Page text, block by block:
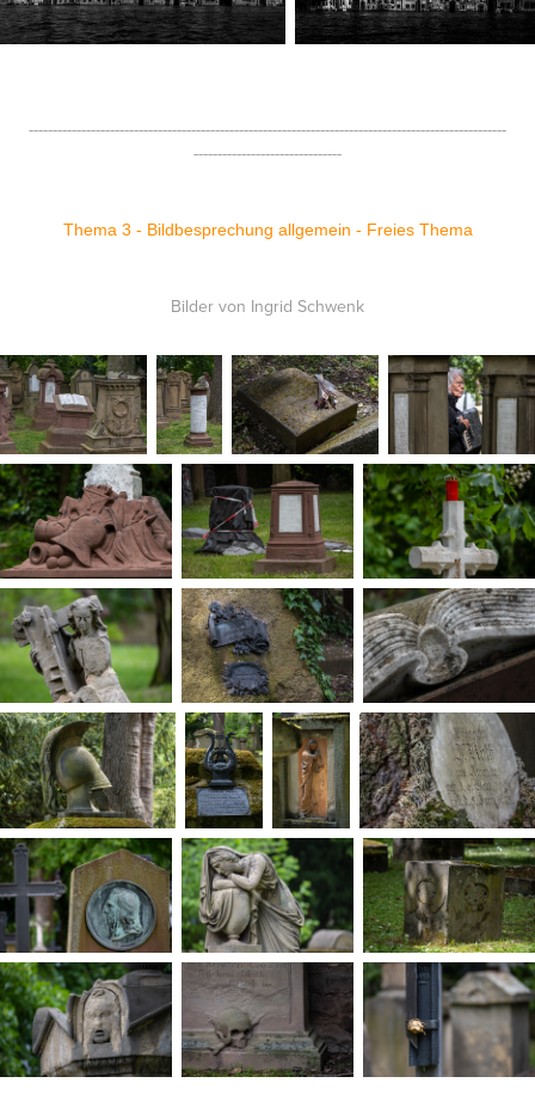
----------------------------------------------------------------------------------------------------
-------------------------------
Thema 3 - Bildbesprechung allgemein - Freies Thema
Bilder von Ingrid Schwenk